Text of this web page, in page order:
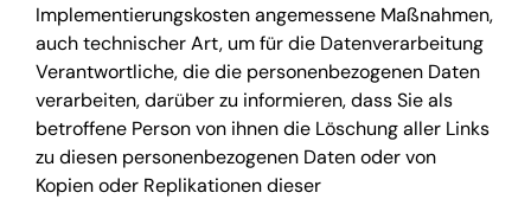
Implementierungskosten angemessene Maßnahmen,
auch technischer Art, um für die Datenverarbeitung
Verantwortliche, die die personenbezogenen Daten
verarbeiten, darüber zu informieren, dass Sie als
betroffene Person von ihnen die Löschung aller Links
zu diesen personenbezogenen Daten oder von
Kopien oder Replikationen dieser